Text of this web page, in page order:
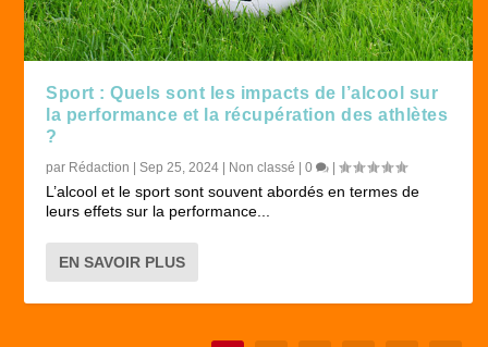
Sport : Quels sont les impacts de l’alcool sur
la performance et la récupération des athlètes
?
par Rédaction |Sep 25, 2024 Non classé |0 |
L’alcool et le sport sont souvent abordés en termes de
leurs effets sur la performance...
EN SAVOIR PLUS